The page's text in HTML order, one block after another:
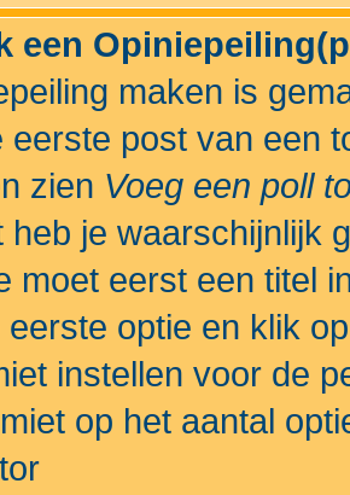
een
maken is
eerste post van een
zien Voeg een poll
heb je waarschijnlijk
moet eerst een titel
eerste optie en klik
instellen voor de
op het aantal